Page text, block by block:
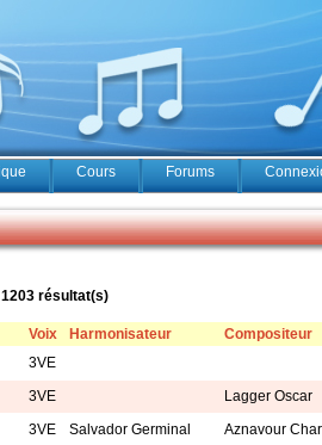
Cours Forums
1203 résultat(s)
Voix Harmonisateur
Compositeur
3VE
3VE
Lagger Oscar
3VE Salvador Germinal
Aznavour